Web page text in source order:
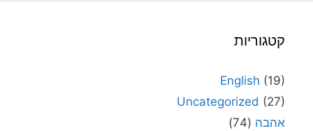
קטגוריות
English (19)
Uncategorized (27)
אהבה (74)